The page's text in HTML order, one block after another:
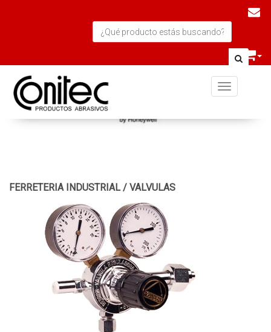
Toggle
FERRETERIA INDUSTRIAL/ VALVULAS